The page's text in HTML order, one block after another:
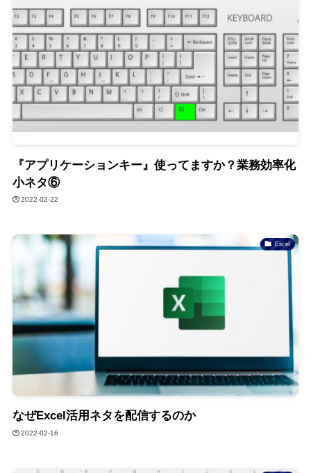
『アプリケーションキー』使ってますか？業務効率化
小ネタ⑥
2022-02-22
Excel
なぜExcel活用ネタを配信するのか
2022-02-16